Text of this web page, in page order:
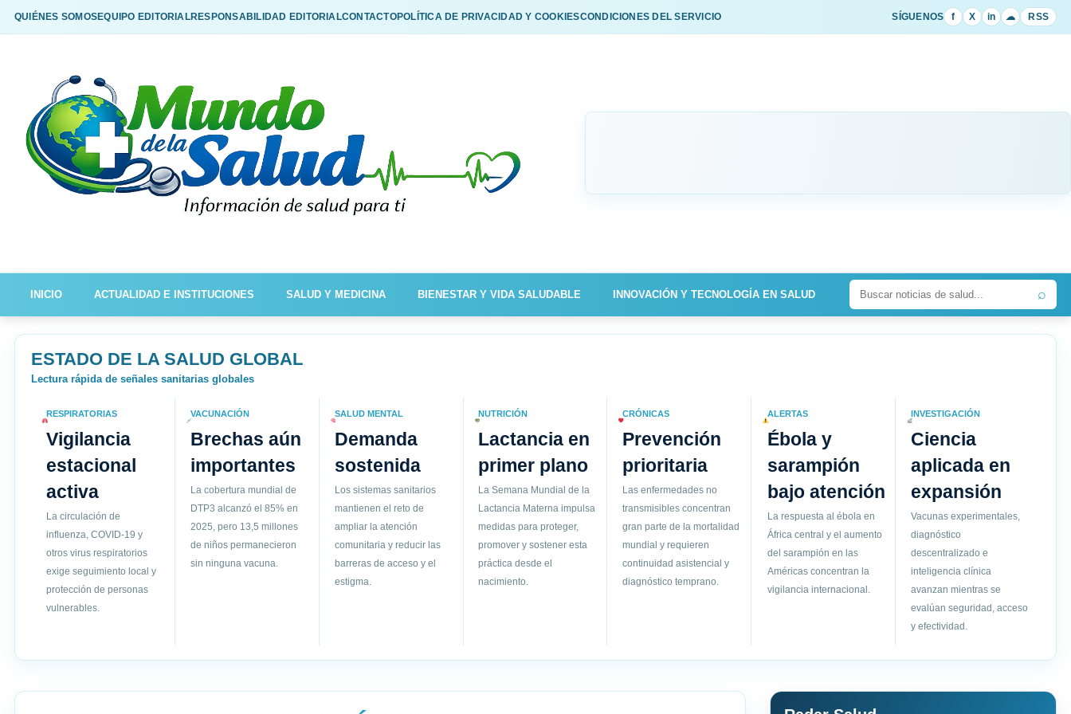
QUIÉNES SOMOSEQUIPO EDITORIALRESPONSABILIDAD EDITORIALCONTACTOPOLÍTICA DE PRIVACIDAD Y COOKIESCONDICIONES DEL SERVICIO SÍGUENOS f X in ☁ RSS
INICIO ACTUALIDAD E INSTITUCIONES SALUD Y MEDICINA BIENESTAR Y VIDA SALUDABLE INNOVACIÓN Y TECNOLOGÍA EN SALUD ⌕
ESTADO DE LA SALUD GLOBAL
Lectura rápida de señales sanitarias globales
RESPIRATORIAS
Vigilancia
estacional
activa
La circulación de
influenza, COVID-19 y
otros virus respiratorios
exige seguimiento local y
protección de personas
vulnerables.
VACUNACIÓN
Brechas aún
importantes
La cobertura mundial de
DTP3 alcanzó el 85% en
2025, pero 13,5 millones
de niños permanecieron
sin ninguna vacuna.
SALUD MENTAL
Demanda
sostenida
Los sistemas sanitarios
mantienen el reto de
ampliar la atención
comunitaria y reducir las
barreras de acceso y el
estigma.
NUTRICIÓN
Lactancia en
primer plano
La Semana Mundial de la
Lactancia Materna impulsa
medidas para proteger,
promover y sostener esta
práctica desde el
nacimiento.
CRÓNICAS
Prevención
prioritaria
Las enfermedades no
transmisibles concentran
gran parte de la mortalidad
mundial y requieren
continuidad asistencial y
diagnóstico temprano.
ALERTAS
Ébola y
sarampión
bajo atención
La respuesta al ébola en
África central y el aumento
del sarampión en las
Américas concentran la
vigilancia internacional.
INVESTIGACIÓN
Ciencia
aplicada en
expansión
Vacunas experimentales,
diagnóstico
descentralizado e
inteligencia clínica
avanzan mientras se
evalúan seguridad, acceso
y efectividad.